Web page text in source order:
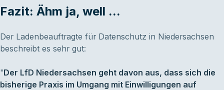
Fazit: Ähm ja, well ...
Der Ladenbeauftragte für Datenschutz in Niedersachsen
beschreibt es sehr gut:
"Der LfD Niedersachsen geht davon aus, dass sich die
bisherige Praxis im Umgang mit Einwilligungen auf